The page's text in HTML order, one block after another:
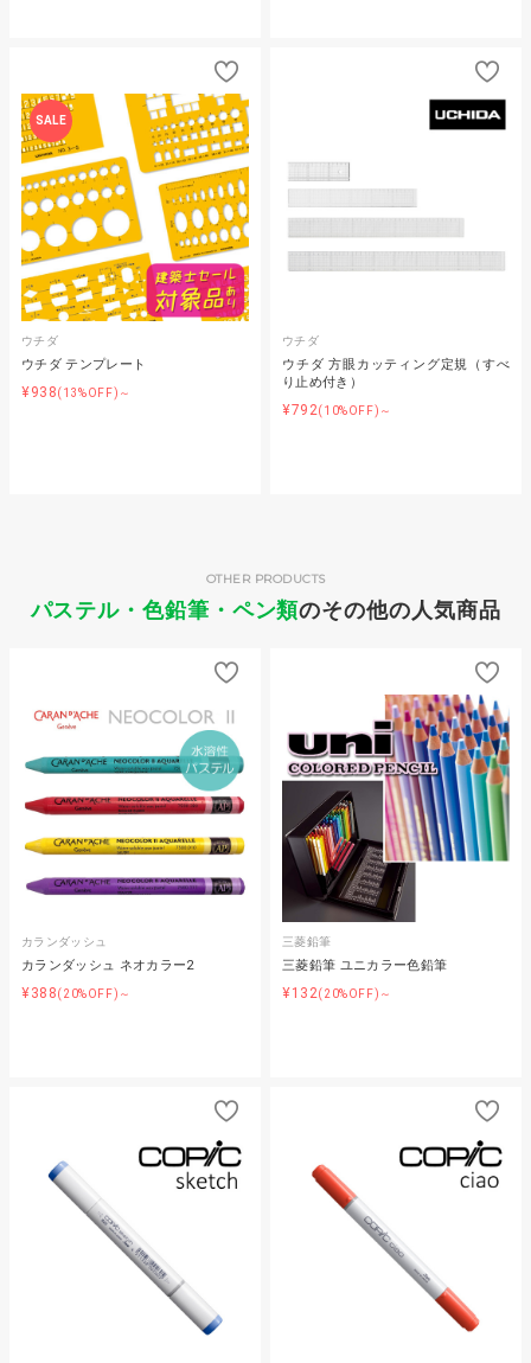
SALE
ウチダ
ウチダ テンプレート
¥938(13%OFF)～
ウチダ
ウチダ 方眼カッティング定規（すべ
り止め付き）
¥792(10%OFF)～
パステル・色鉛筆・ペン類のその他の人気商品
OTHER PRODUCTS
カランダッシュ
カランダッシュ ネオカラー2
¥388(20%OFF)～
三菱鉛筆
三菱鉛筆 ユニカラー色鉛筆
¥132(20%OFF)～